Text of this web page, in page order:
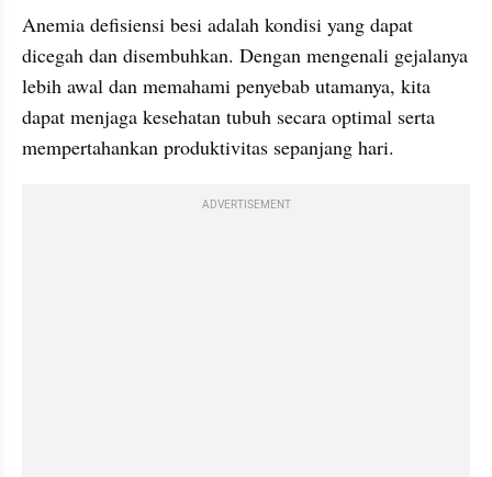
Anemia defisiensi besi adalah kondisi yang dapat
dicegah dan disembuhkan. Dengan mengenali gejalanya
lebih awal dan memahami penyebab utamanya, kita
dapat menjaga kesehatan tubuh secara optimal serta
mempertahankan produktivitas sepanjang hari.
ADVERTISEMENT